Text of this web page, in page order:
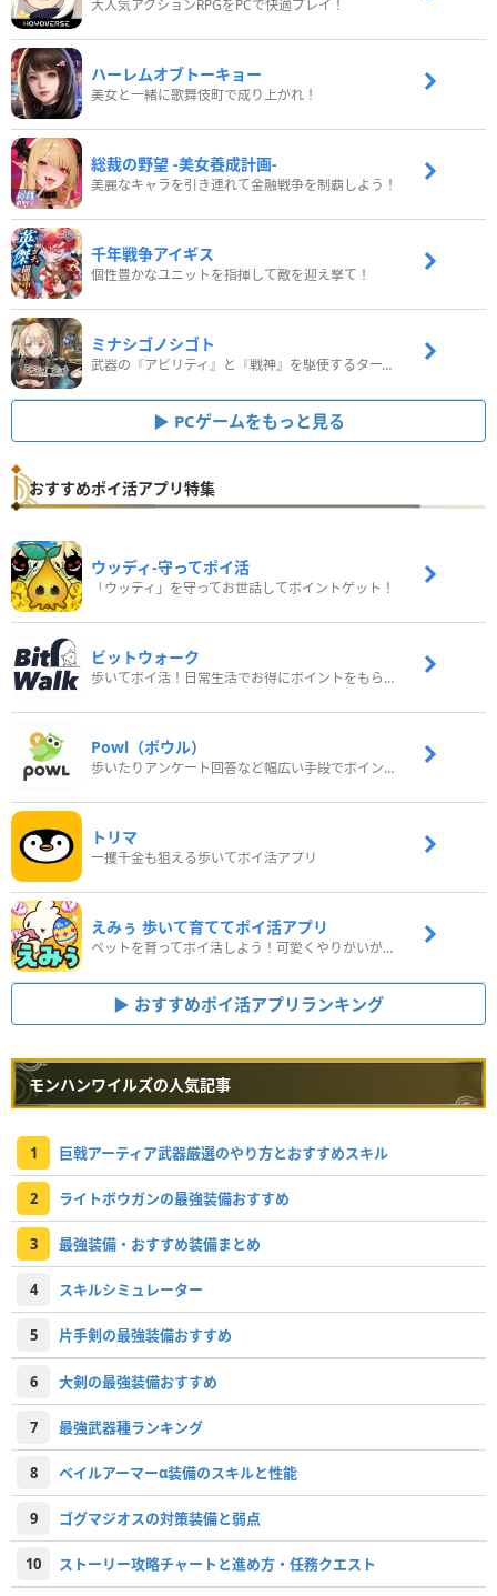
大人気アクションRPGをPCで快適プレイ！
ハーレムオブトーキョー
美女と一緒に歌舞伎町で成り上がれ！
総裁の野望 -美女養成計画-
美麗なキャラを引き連れて金融戦争を制覇しよう！
千年戦争アイギス
個性豊かなユニットを指揮して敵を迎え撃て！
ミナシゴノシゴト
武器の『アビリティ』と『戦神』を駆使するターン制コマンドバトルRPG！
PCゲームをもっと見る
おすすめポイ活アプリ特集
ウッディ‐守ってポイ活
「ウッディ」を守ってお世話してポイントゲット！
ビットウォーク
歩いてポイ活！日常生活でお得にポイントをもらおう
Powl（ポウル）
歩いたりアンケート回答など幅広い手段でポイントをゲット
トリマ
一攫千金も狙える歩いてポイ活アプリ
えみぅ 歩いて育ててポイ活アプリ
ペットを育ってポイ活しよう！可愛くやりがいがある新感覚アプリ
おすすめポイ活アプリランキング
モンハンワイルズの人気記事
1 巨戟アーティア武器厳選のやり方とおすすめスキル
2 ライトボウガンの最強装備おすすめ
3 最強装備・おすすめ装備まとめ
4 スキルシミュレーター
5 片手剣の最強装備おすすめ
6 大剣の最強装備おすすめ
7 最強武器種ランキング
8 ベイルアーマーα装備のスキルと性能
9 ゴグマジオスの対策装備と弱点
10 ストーリー攻略チャートと進め方・任務クエスト